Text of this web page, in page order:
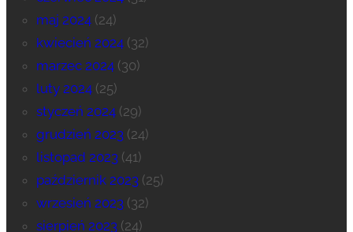
maj 2024(24)
kwiecień 2024(32)
marzec 2024(30)
luty 2024(25)
styczeń 2024(29)
grudzień 2023 (24)
listopad 2023 (41)
październik 2023 (25)
wrzesień 2023 (32)
sierpień 2023 (24)